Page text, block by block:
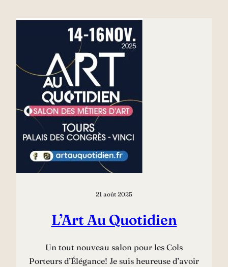
21 août 2025
L’Art Au Quotidien
Un tout nouveau salon pour les Cols
Porteurs d’Élégance! Je suis heureuse d’avoir